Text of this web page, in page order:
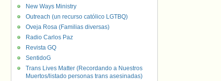
New Ways Ministry
Outreach (un recurso católico LGTBQ)
Oveja Rosa (Familias diversas)
Radio Carlos Paz
Revista GQ
SentidoG
Trans Lives Matter (Recordando a Nuestros
Muertos/listado personas trans asesinadas)